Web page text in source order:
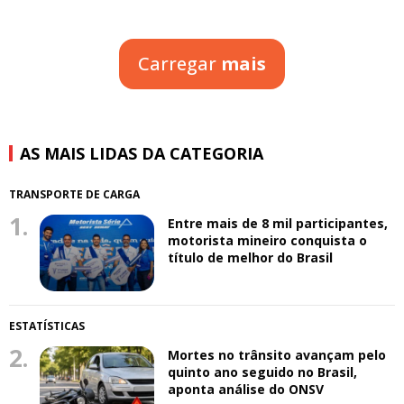
Carregar mais
AS MAIS LIDAS DA CATEGORIA
TRANSPORTE DE CARGA
1.
Entre mais de 8 mil participantes,
motorista mineiro conquista o
título de melhor do Brasil
ESTATÍSTICAS
2.
Mortes no trânsito avançam pelo
quinto ano seguido no Brasil,
aponta análise do ONSV